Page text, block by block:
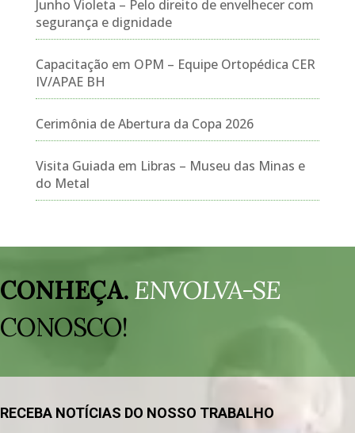
Junho Violeta – Pelo direito de envelhecer com
segurança e dignidade
Capacitação em OPM – Equipe Ortopédica CER
IV/APAE BH
Cerimônia de Abertura da Copa 2026
Visita Guiada em Libras – Museu das Minas e
do Metal
de
vídeo
CONHEÇA.ENVOLVA-SE
CONOSCO!
RECEBA NOTÍCIAS DO NOSSO TRABALHO